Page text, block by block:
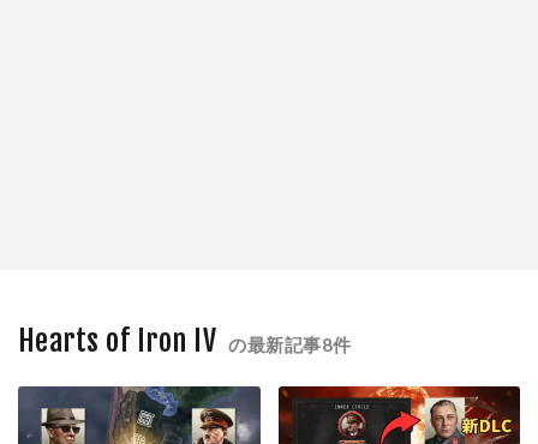
Hearts of Iron IV の最新記事8件